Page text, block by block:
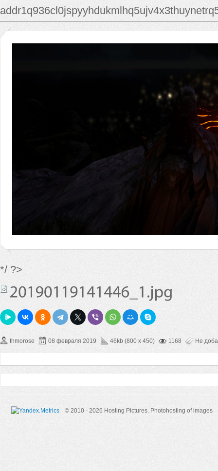
*/ ?>
thmorose 08 февраля 2019 46kb (800 x 450) 1168 Не
© 2010 - 2026 Hosting Pictures. Photohosting of images